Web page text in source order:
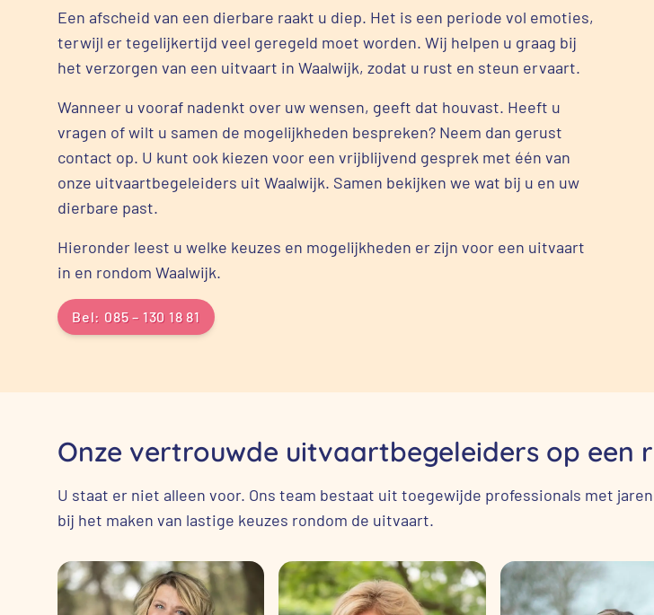
Een afscheid van een dierbare raakt u diep. Het is een periode vol emoties,
terwijl er tegelijkertijd veel geregeld moet worden. Wij helpen u graag bij
het verzorgen van een uitvaart in Waalwijk, zodat u rust en steun ervaart.
Wanneer u vooraf nadenkt over uw wensen, geeft dat houvast. Heeft u
vragen of wilt u samen de mogelijkheden bespreken? Neem dan gerust
contact op. U kunt ook kiezen voor een vrijblijvend gesprek met één van
onze uitvaartbegeleiders uit Waalwijk. Samen bekijken we wat bij u en uw
dierbare past.
Hieronder leest u welke keuzes en mogelijkheden er zijn voor een uitvaart
in en rondom Waalwijk.
Bel: 085 – 130 18 81
Onze vertrouwde uitvaartbegeleiders op een
U staat er niet alleen voor. Ons team bestaat uit toegewijde professionals met
bij het maken van lastige keuzes rondom de uitvaart.